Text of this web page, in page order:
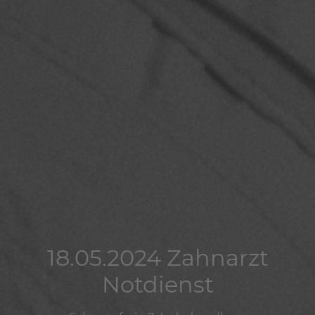
18.05.2024 Zahnarzt
Notdienst
18.05.2024 Zahnarzt
Notdienst
18.05.2024 Zahnarzt
Notdienst